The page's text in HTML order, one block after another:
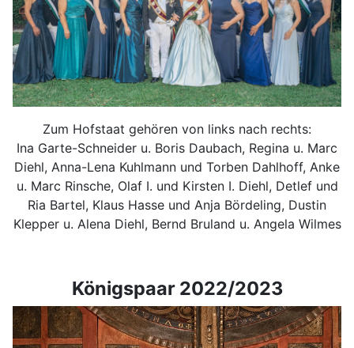
Zum Hofstaat gehören von links nach rechts:
Ina Garte-Schneider u. Boris Daubach, Regina u. Marc
Diehl, Anna-Lena Kuhlmann und Torben Dahlhoff, Anke
u. Marc Rinsche, Olaf I. und Kirsten I. Diehl, Detlef und
Ria Bartel, Klaus Hasse und Anja Bördeling, Dustin
Klepper u. Alena Diehl, Bernd Bruland u. Angela Wilmes
Königspaar 2022/2023